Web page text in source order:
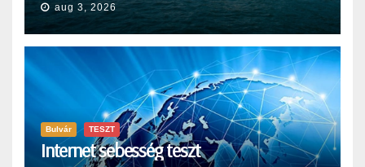
aug 3, 2026
Bulvár TESZT
Internet sebesség teszt